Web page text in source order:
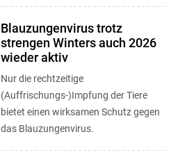
Blauzungenvirus trotz
strengen Winters auch 2026
wieder aktiv
Nur die rechtzeitige
(Auffrischungs-)Impfung der Tiere
bietet einen wirksamen Schutz gegen
das Blauzungenvirus.